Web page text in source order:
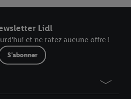
Lidl
et ne ratez aucune offre !
S'abonner